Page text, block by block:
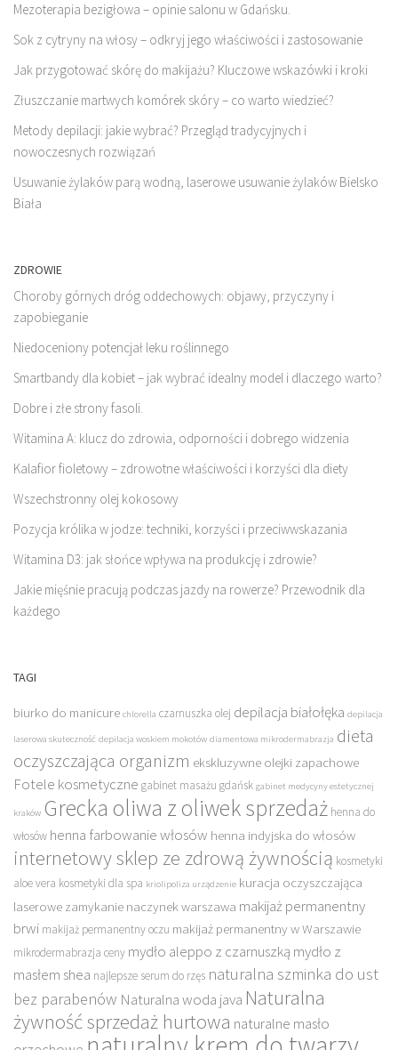
Mezoterapia bezigłowa – opinie salonu w Gdańsku.
Sok z cytryny na włosy – odkryj jego właściwości i zastosowanie
Jak przygotować skórę do makijażu? Kluczowe wskazówki i kroki
Złuszczanie martwych komórek skóry – co warto wiedzieć?
Metody depilacji: jakie wybrać? Przegląd tradycyjnych i
nowoczesnych rozwiązań
Usuwanie żylaków parą wodną, laserowe usuwanie żylaków Bielsko
Biała
ZDROWIE
Choroby górnych dróg oddechowych: objawy, przyczyny i
zapobieganie
Niedoceniony potencjał leku roślinnego
Smartbandy dla kobiet – jak wybrać idealny model i dlaczego warto?
Dobre i złe strony fasoli.
Witamina A: klucz do zdrowia, odporności i dobrego widzenia
Kalafior fioletowy – zdrowotne właściwości i korzyści dla diety
Wszechstronny olej kokosowy
Pozycja królika w jodze: techniki, korzyści i przeciwwskazania
Witamina D3: jak słońce wpływa na produkcję i zdrowie?
Jakie mięśnie pracują podczas jazdy na rowerze? Przewodnik dla
każdego
TAGI
biurko do manicure chlorella czarnuszka olej depilacja białołęka depilacja
laserowa skuteczność depilacja woskiem mokotów diamentowa mikrodermabrazja dieta
oczyszczająca organizm ekskluzywne olejki zapachowe
Fotele kosmetyczne gabinet masażu gdańsk gabinet medycyny estetycznej
kraków Grecka oliwa z oliwek sprzedaż henna do
włosów henna farbowanie włosów henna indyjska do włosów
internetowy sklep ze zdrową żywnością kosmetyki
aloe vera kosmetyki dla spa kriolipoliza urządzenie kuracja oczyszczająca
laserowe zamykanie naczynek warszawa makijaż permanentny
brwi makijaż permanentny oczu makijaż permanentny w Warszawie
mikrodermabrazja ceny mydło aleppo z czarnuszką mydło z
masłem shea najlepsze serum do rzęs naturalna szminka do ust
bez parabenów Naturalna woda java Naturalna
żywność sprzedaż hurtowa naturalne masło